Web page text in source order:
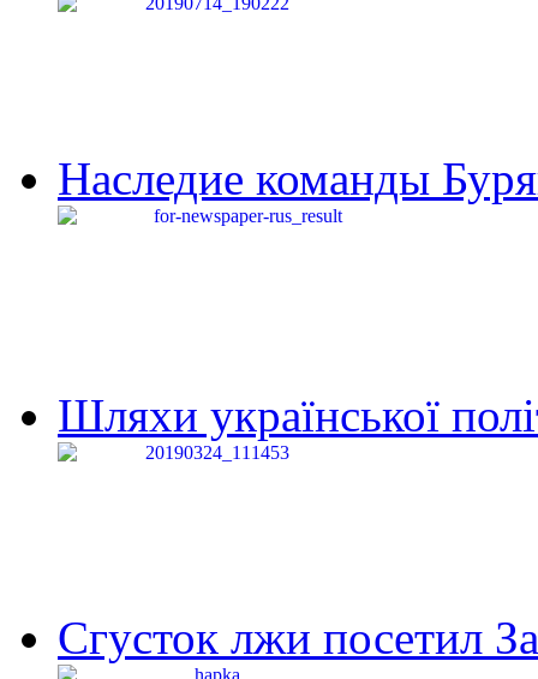
Наследие команды
Шляхи української
Сгусток лжи посетил